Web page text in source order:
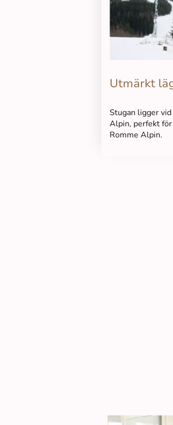
Utmärkt
Stugan ligger
Alpin, perfekt
Romme Alpin.